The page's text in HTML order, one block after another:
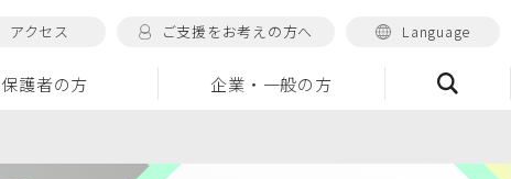
アクセス ご支援をお考えの方へ Language
保護者の方
企業・一般の方